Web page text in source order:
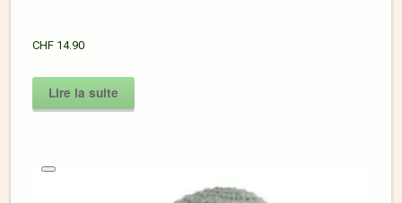
CHF 14.90
Lire la suite